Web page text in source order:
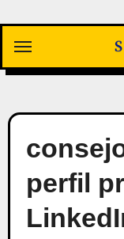
contenido
perfil